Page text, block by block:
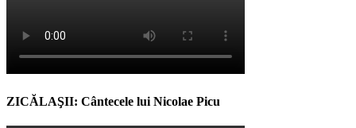
ZICĂLAŞII: Cântecele lui Nicolae Picu